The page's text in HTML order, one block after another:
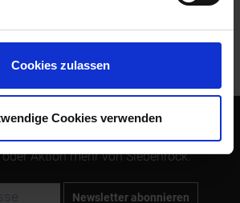
Cookies zulassen
Cookies verwenden
ebenfalls angesehen
kostenlosen Newsletter und verpassen
Aktion mehr von Siebenrock.
Newsletter abonnieren